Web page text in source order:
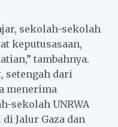
sekolah-sekolah
keputusasaan,
tambahnya.
setengah dari
menerima
sekolah UNRWA
Jalur Gaza dan